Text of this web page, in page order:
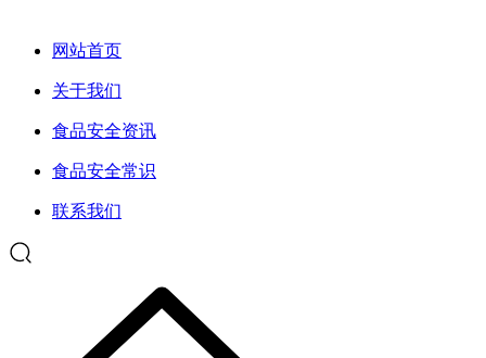
网站首页
关于我们
食品安全资讯
食品安全常识
联系我们